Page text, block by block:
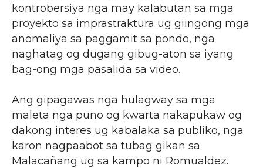
kontrobersiya nga may kalabutan sa mga
proyekto sa imprastraktura ug giingong mga
anomaliya sa paggamit sa pondo, nga
naghatag og dugang gibug-aton sa iyang
bag-ong mga pasalida sa video.
Ang gipagawas nga hulagway sa mga
maleta nga puno og kwarta nakapukaw og
dakong interes ug kabalaka sa publiko, nga
karon nagpaabot sa tubag gikan sa
Malacañang ug sa kampo ni Romualdez.